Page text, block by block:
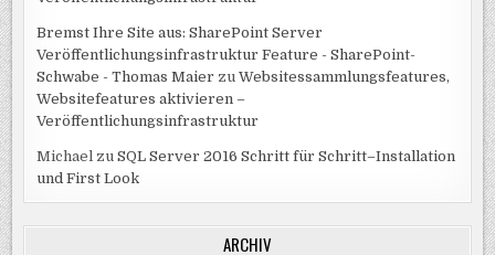
Bremst Ihre Site aus: SharePoint Server
Veröffentlichungsinfrastruktur Feature - SharePoint-
Schwabe - Thomas Maier zuWebsitessammlungsfeatures,
Websitefeatures aktivieren –
Veröffentlichungsinfrastruktur
Michael zuSQL Server 2016 Schritt für Schritt–Installation
und First Look
ARCHIV